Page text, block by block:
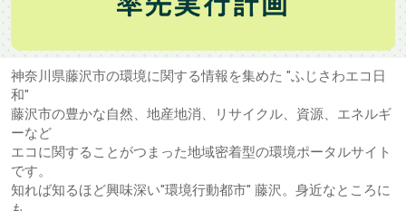
神奈川県藤沢市の環境に関する情報を集めた "ふじさわエコ日
和"
藤沢市の豊かな自然、地産地消、リサイクル、資源、エネルギ
ーなど
エコに関することがつまった地域密着型の環境ポータルサイト
です。
知れば知るほど興味深い"環境行動都市" 藤沢。身近なところに